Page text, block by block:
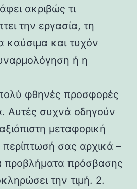
ακριβώς τι
την εργασία, τη
καύσιμα και τυχόν
ή η
φθηνές προσφορές
Αυτές συχνά οδηγούν
μεταφορική
περίπτωσή σας αρχικά –
προβλήματα πρόσβασης
την τιμή. 2.